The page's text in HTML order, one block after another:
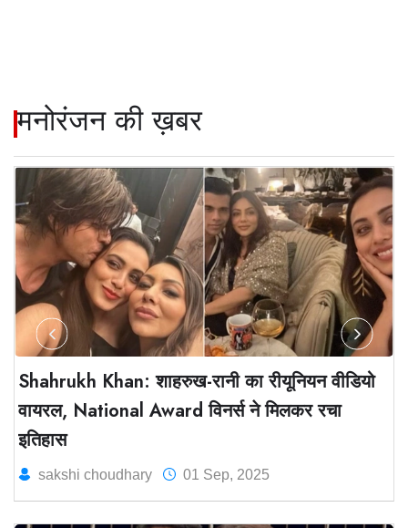
मनोरंजन की ख़बर
Shahrukh Khan: शाहरुख-रानी का रीयूनियन वीडियो
वायरल, National Award विनर्स ने मिलकर रचा
इतिहास
sakshi choudhary 01 Sep, 2025